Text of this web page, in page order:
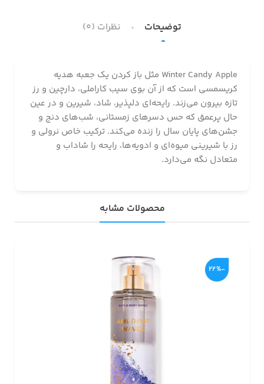
توضیحات نظرات (0)
Winter Candy Apple مثل باز کردن یک جعبه هدیه
کریسمسی است که از آن بوی سیب کاراملی، دارچین و رز
تازه بیرون می‌زند. رایحه‌ای دلپذیر، شاد، شیرین و در عین
حال پرعمق که حس دسرهای زمستانی، شب‌های دنج و
جشن‌های پایان سال را زنده می‌کند. ترکیب خاص نرولی و
رز با شیرینی میوه‌ای و ادویه‌ها، رایحه را شاداب و
متعادل نگه می‌دارد.
محصولات مشابه
-22%